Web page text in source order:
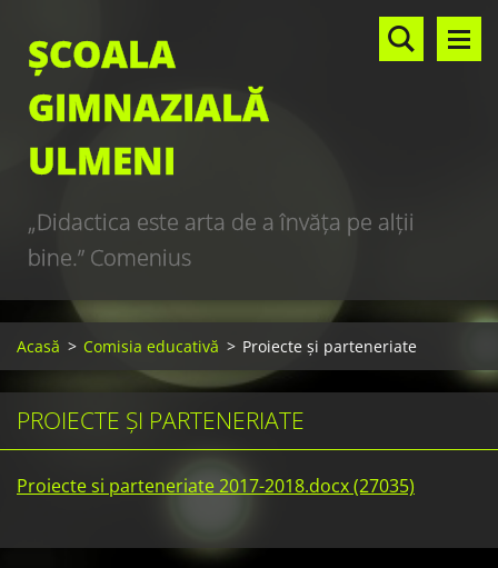
ȘCOALA
GIMNAZIALĂ
ULMENI
„Didactica este arta de a învăţa pe alţii
bine.” Comenius
Acasă > Comisia educativă > Proiecte și parteneriate
PROIECTE ȘI PARTENERIATE
Proiecte si parteneriate 2017-2018.docx (27035)